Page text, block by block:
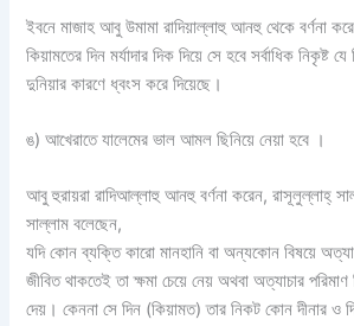
ইবনে মাজাহ আবু উমামা রাদিয়াল্লাহু আনহু থেকে বর্ণনা
কিয়ামতের দিন মর্যাদার দিক দিয়ে সে হবে সর্বাধিক নিকৃষ্ট
দুনিয়ার কারণে ধ্বংস করে দিয়েছে।
ঙ) আখেরাতে যালেমের ভাল আমল ছিনিয়ে নেয়া হবে ।
আবু হুরায়রা রাদিআল্লাহু আনহু বর্ণনা করেন, রাসূলুল্লাহ্‌
সাল্লাম বলেছেন,
যদি কোন ব্যক্তি কারো মানহানি বা অন্যকোন বিষয়ে
জীবিত থাকতেই তা ক্ষমা চেয়ে নেয় অথবা অত্যাচার
দেয়। কেননা সে দিন (কিয়ামত) তার নিকট কোন দীনার ও